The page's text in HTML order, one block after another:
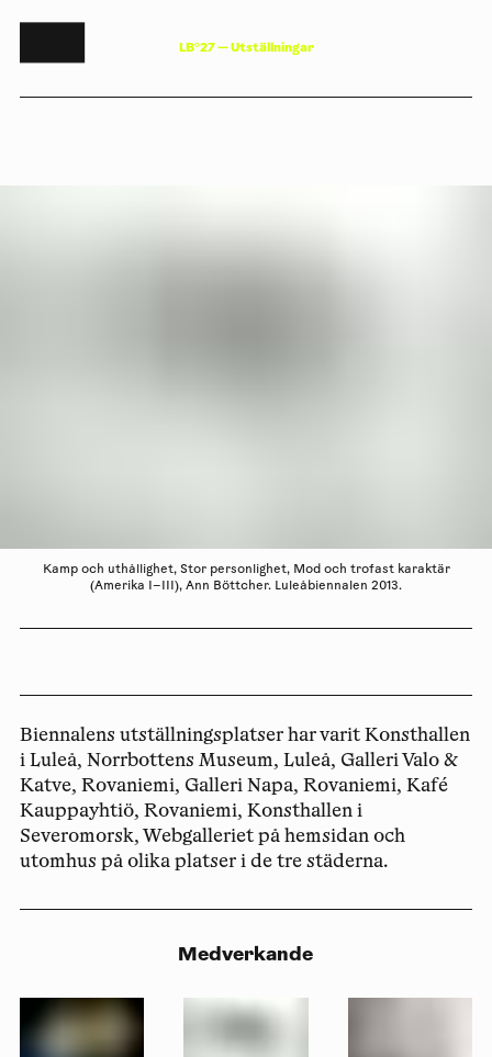
LB°27—Utställningar
Kamp och uthållighet, Stor personlighet, Mod och trofast karaktär
(Amerika I–III), Ann Böttcher. Luleåbiennalen 2013.
Biennalens utställningsplatser har varit Konsthallen
i Luleå, Norrbottens Museum, Luleå, Galleri Valo &
Katve, Rovaniemi, Galleri Napa, Rovaniemi, Kafé
Kauppayhtiö, Rovaniemi, Konsthallen i
Severomorsk, Webgalleriet på hemsidan och
utomhus på olika platser i de tre städerna.
Medverkande